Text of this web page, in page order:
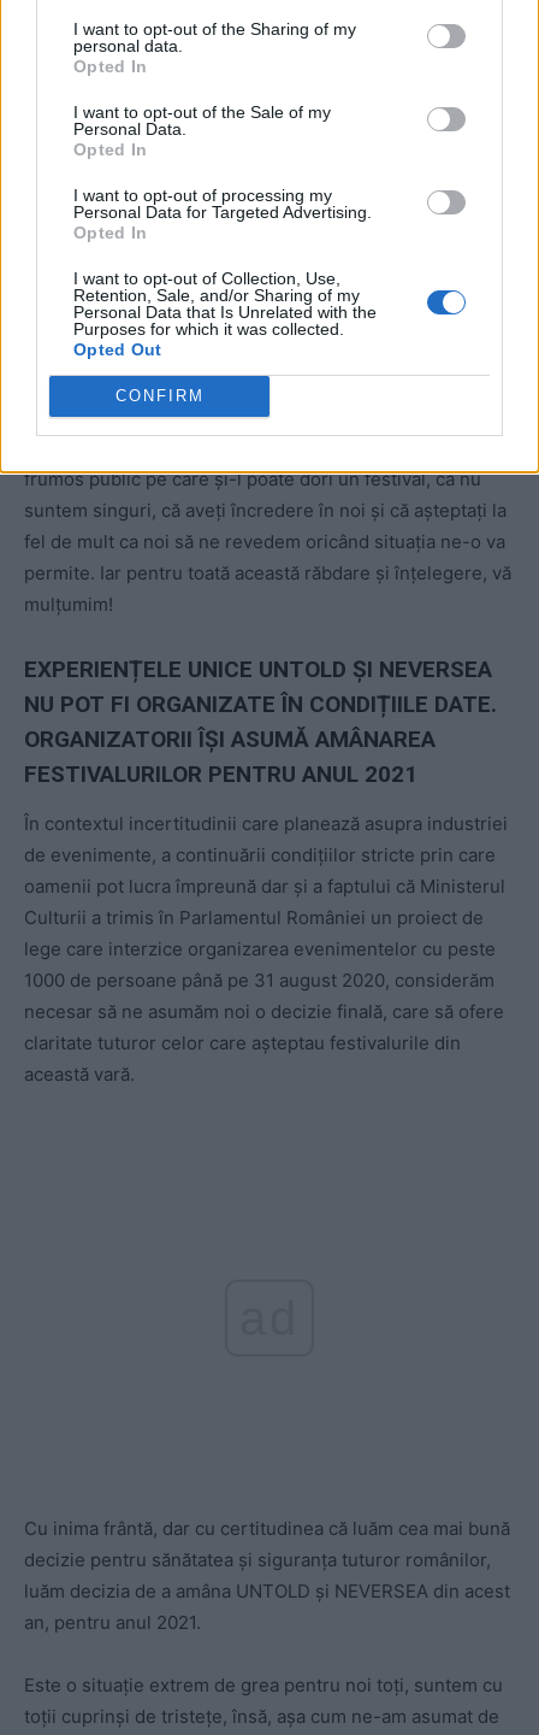
I want to opt-out of the Sharing of my
personal data.
Opted In
I want to opt-out of the Sale of my
Personal Data.
Opted In
I want to opt-out of processing my
Personal Data for Targeted Advertising.
Opted In
I want to opt-out of Collection, Use,
Retention, Sale, and/or Sharing of my
Personal Data that Is Unrelated with the
Purposes for which it was collected.
Opted Out
CONFIRM
ad
Ne-am simțit cu adevărat o mare familie când am văzut cu
câtă înțelegere și susținere ați primit vestea noastră,
peste 95% dintre dintre cumpăratorii de bilete și
abonamente la festivalurile din acest an transformându-le
frumos public pe care și-l poate dori un festival, că nu
suntem singuri, că aveți încredere în noi și că așteptați la
fel de mult ca noi să ne revedem oricând situația ne-o va
permite. Iar pentru toată această răbdare și înțelegere, vă
mulțumim!
EXPERIENȚELE UNICE UNTOLD ȘI NEVERSEA
NU POT FI ORGANIZATE ÎN CONDIȚIILE DATE.
ORGANIZATORII ÎȘI ASUMĂ AMÂNAREA
FESTIVALURILOR PENTRU ANUL 2021
În contextul incertitudinii care planează asupra industriei
de evenimente, a continuării condițiilor stricte prin care
oamenii pot lucra împreună dar și a faptului că Ministerul
Culturii a trimis în Parlamentul României un proiect de
lege care interzice organizarea evenimentelor cu peste
1000 de persoane până pe 31 august 2020, considerăm
necesar să ne asumăm noi o decizie finală, care să ofere
claritate tuturor celor care așteptau festivalurile din
această vară.
Cu inima frântă, dar cu certitudinea că luăm cea mai bună
decizie pentru sănătatea și siguranța tuturor românilor,
luăm decizia de a amâna UNTOLD și NEVERSEA din acest
an, pentru anul 2021.
Este o situație extrem de grea pentru noi toți, suntem cu
toții cuprinși de tristețe, însă, așa cum ne-am asumat de